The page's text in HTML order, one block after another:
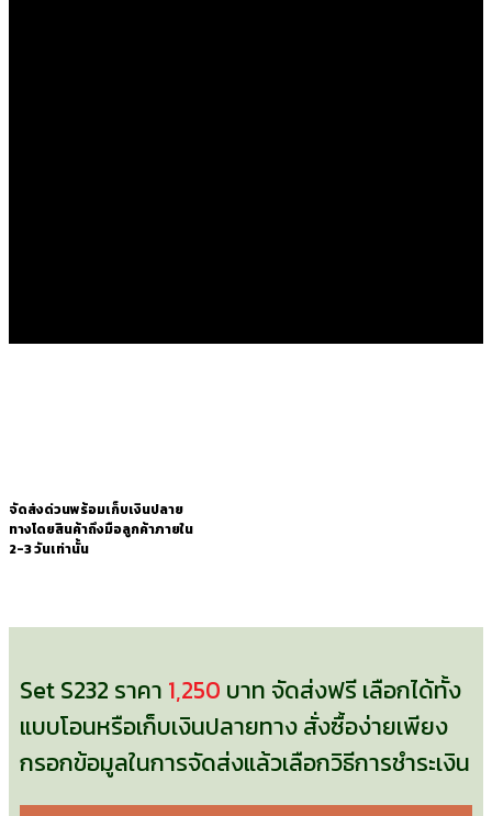
จัดส่งด่วนพร้อมเก็บเงินปลาย
ทางโดยสินค้าถึงมือลูกค้าภายใน
2-3 วันเท่านั้น
Set S232 ราคา 1,250 บาท จัดส่งฟรี เลือกได้ทั้ง
แบบโอนหรือเก็บเงินปลายทาง สั่งซื้อง่ายเพียง
กรอกข้อมูลในการจัดส่งแล้วเลือกวิธีการชำระเงิน